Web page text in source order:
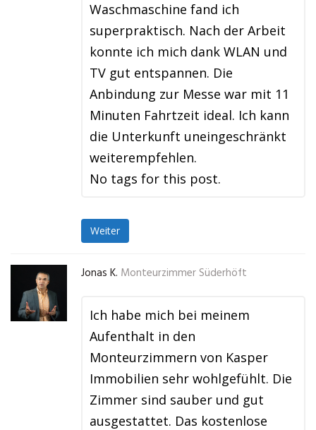
Waschmaschine fand ich
superpraktisch. Nach der Arbeit
konnte ich mich dank WLAN und
TV gut entspannen. Die
Anbindung zur Messe war mit 11
Minuten Fahrtzeit ideal. Ich kann
die Unterkunft uneingeschränkt
weiterempfehlen.
No tags for this post.
Weiter
Jonas K. Monteurzimmer Süderhöft
Ich habe mich bei meinem
Aufenthalt in den
Monteurzimmern von Kasper
Immobilien sehr wohlgefühlt. Die
Zimmer sind sauber und gut
ausgestattet. Das kostenlose